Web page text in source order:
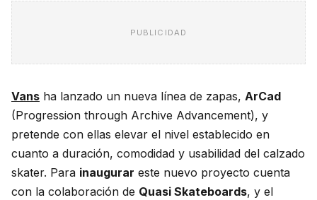
PUBLICIDAD
Vans ha lanzado un nueva línea de zapas, ArCad
(Progression through Archive Advancement), y
pretende con ellas elevar el nivel establecido en
cuanto a duración, comodidad y usabilidad del calzado
skater. Para inaugurar este nuevo proyecto cuenta
con la colaboración de Quasi Skateboards, y el